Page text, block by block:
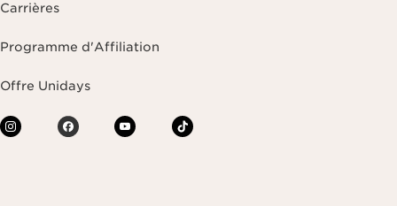
Carrières
Programme d'Affiliation
Offre Unidays